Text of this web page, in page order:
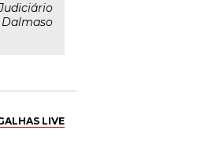
Dalmaso
LIVE